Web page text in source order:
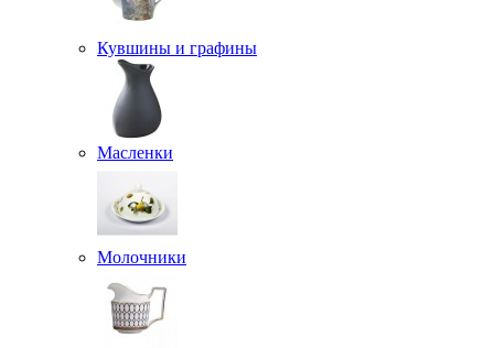
Кувшины и графины
Масленки
Молочники